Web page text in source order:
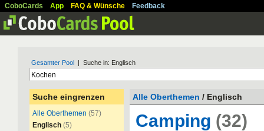
CoboCards App FAQ & Wünsche Feedback
Gesamter Pool | Suche in: Englisch
Suche eingrenzen
Alle Oberthemen (57)
Englisch (5)
Alle Oberthemen / Englisch
Camping (32)